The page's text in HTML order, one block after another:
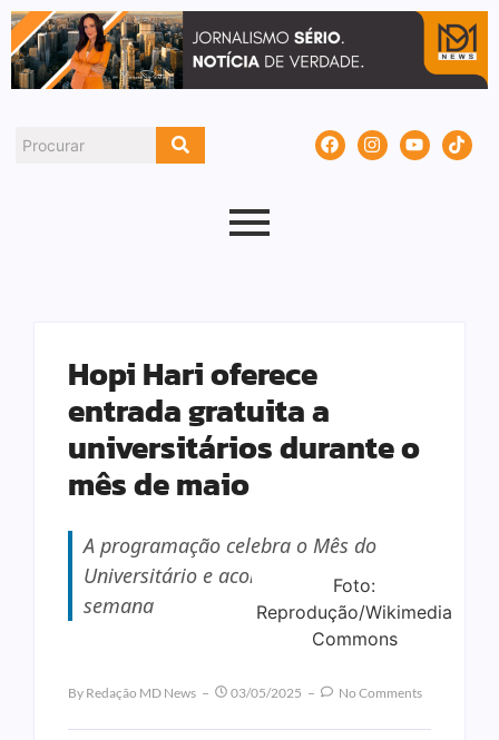
Hopi Hari oferece
entrada gratuita a
universitários durante o
mês de maio
A programação celebra o Mês do
Universitário e acontece aos finais de
semana
Foto:
Reprodução/Wikimedia
Commons
By Redação MD News 03/05/2025 No Comments